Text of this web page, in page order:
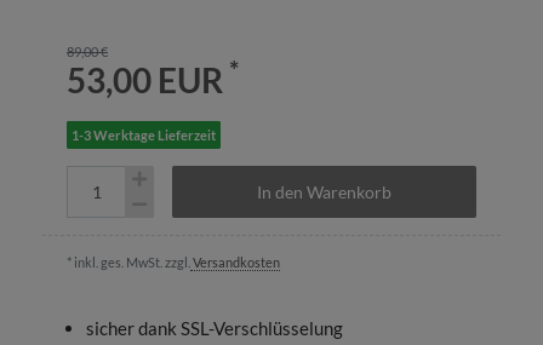
89,00 €
53,00 EUR *
1-3 Werktage Lieferzeit
In den Warenkorb
* inkl. ges. MwSt. zzgl. Versandkosten
sicher dank SSL-Verschlüsselung